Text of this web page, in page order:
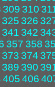
309 310
325 326
341 342
357 358
373 374
389 390
405 406